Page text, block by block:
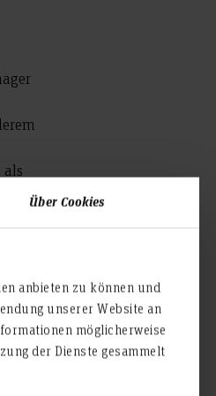
Über Cookies
anbieten zu können und
unserer Website an
möglicherweise
der Dienste gesammelt
drei